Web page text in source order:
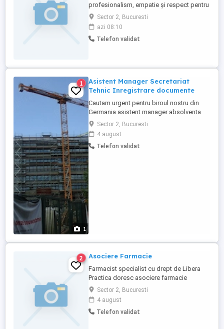
profesionalism, empatie și respect pentru
fiecare pacient. Sunt asistent medical cu
experiență, autorizat, și vin în sprijinul
celor care au nevoie de îngrijiri în confortul
propriei locuințe. *Servicii oferite:* -
Sector 2, Bucuresti
azi 08:10
Telefon validat
1
1
Asistent Manager Secretariat
Tehnic Inregistrare documente
Cautam urgent pentru biroul nostru din
Germania asistent manager absolventa
studii medii sau superioare, experienta
minima de 1 - 3 ani de zile, care sa se
ocupe de partea de back - office, resurse
umane , inregistrare documente dar si
Sector 2, Bucuresti
4 august
Telefon validat
2 Asociere Farmacie
Farmacist specialist cu drept de Libera
Practica doresc asociere farmacie
comunitara.
Sector 2, Bucuresti
4 august
Telefon validat